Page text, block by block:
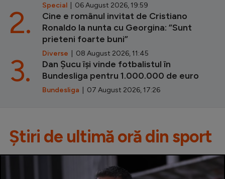
Special | 06 August 2026, 19:59
Cine e românul invitat de Cristiano
Ronaldo la nunta cu Georgina: ”Sunt
prieteni foarte buni”
Diverse | 08 August 2026, 11:45
2.
Dan Șucu își vinde fotbalistul în
Bundesliga pentru 1.000.000 de euro
Bundesliga | 07 August 2026, 17:26
3.
Știri de ultimă oră din sport